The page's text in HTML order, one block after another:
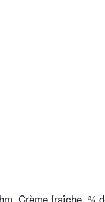
Crème fraîche, ¾